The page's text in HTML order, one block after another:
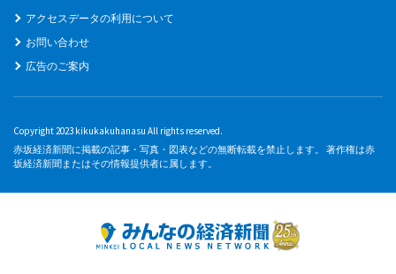
アクセスデータの利用について
お問い合わせ
広告のご案内
Copyright 2023 kikukakuhanasu All rights reserved.
赤坂経済新聞に掲載の記事・写真・図表などの無断転載を禁止します。 著作権は赤
坂経済新聞またはその情報提供者に属します。